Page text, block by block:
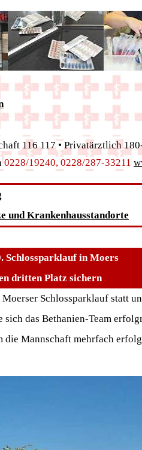
116 117 • Privatärztlich
0228/19240, 0228/287-33211
und Krankenhausstandorte
Schlossparklauf in Moers
dritten Platz sichern
Schlossparklauf statt
das Bethanien-Team
die Mannschaft mehrfach